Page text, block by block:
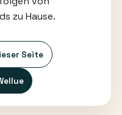
zu Hause.
Seite